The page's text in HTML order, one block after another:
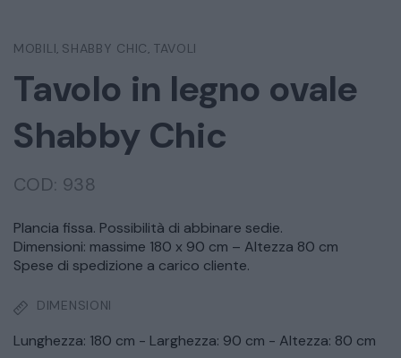
MOBILI, SHABBY CHIC , TAVOLI
Tavolo in legno ovale
Shabby Chic
COD: 938
Plancia fissa. Possibilità di abbinare sedie.
Dimensioni: massime 180 x 90 cm – Altezza 80 cm
Spese di spedizione a carico cliente.
DIMENSIONI
Lunghezza: 180 cm - Larghezza: 90 cm - Altezza: 80 cm